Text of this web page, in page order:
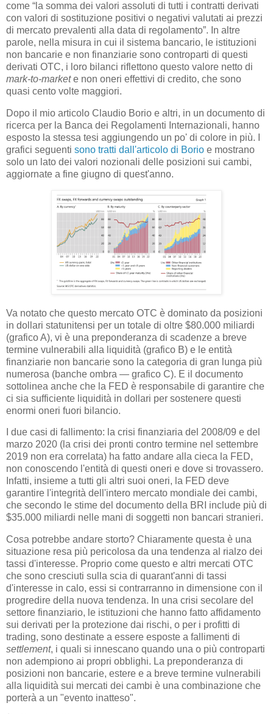
come “la somma dei valori assoluti di tutti i contratti derivati
con valori di sostituzione positivi o negativi valutati ai prezzi
di mercato prevalenti alla data di regolamento”. In altre
parole, nella misura in cui il sistema bancario, le istituzioni
non bancarie e non finanziarie sono controparti di questi
derivati OTC, i loro bilanci riflettono questo valore netto di
mark-to-markete non oneri effettivi di credito, che sono
quasi cento volte maggiori.
Dopo il mio articolo Claudio Borio e altri, in un documento di
ricerca per la Banca dei Regolamenti Internazionali, hanno
esposto la stessa tesi aggiungendo un po' di colore in più. I
grafici seguenti sono tratti dall'articolo di Borio e mostrano
solo un lato dei valori nozionali delle posizioni sui cambi,
aggiornate a fine giugno di quest'anno.
Va notato che questo mercato OTC è dominato da posizioni
in dollari statunitensi per un totale di oltre $80.000 miliardi
(grafico A), vi è una preponderanza di scadenze a breve
termine vulnerabili alla liquidità (grafico B) e le entità
finanziarie non bancarie sono la categoria di gran lunga più
numerosa (banche ombra — grafico C). E il documento
sottolinea anche che la FED è responsabile di garantire che
ci sia sufficiente liquidità in dollari per sostenere questi
enormi oneri fuori bilancio.
I due casi di fallimento: la crisi finanziaria del 2008/09 e del
marzo 2020 (la crisi dei pronti contro termine nel settembre
2019 non era correlata) ha fatto andare alla cieca la FED,
non conoscendo l'entità di questi oneri e dove si trovassero.
Infatti, insieme a tutti gli altri suoi oneri, la FED deve
garantire l'integrità dell'intero mercato mondiale dei cambi,
che secondo le stime del documento della BRI include più di
$35.000 miliardi nelle mani di soggetti non bancari stranieri.
Cosa potrebbe andare storto? Chiaramente questa è una
situazione resa più pericolosa da una tendenza al rialzo dei
tassi d'interesse. Proprio come questo e altri mercati OTC
che sono cresciuti sulla scia di quarant'anni di tassi
d'interesse in calo, essi si contrarranno in dimensione con il
progredire della nuova tendenza. In una crisi secolare del
settore finanziario, le istituzioni che hanno fatto affidamento
sui derivati per la protezione dai rischi, o per i profitti di
trading, sono destinate a essere esposte a fallimenti di
settlement, i quali si innescano quando una o più controparti
non adempiono ai propri obblighi. La preponderanza di
posizioni non bancarie, estere e a breve termine vulnerabili
alla liquidità sui mercati dei cambi è una combinazione che
porterà a un "evento inatteso".